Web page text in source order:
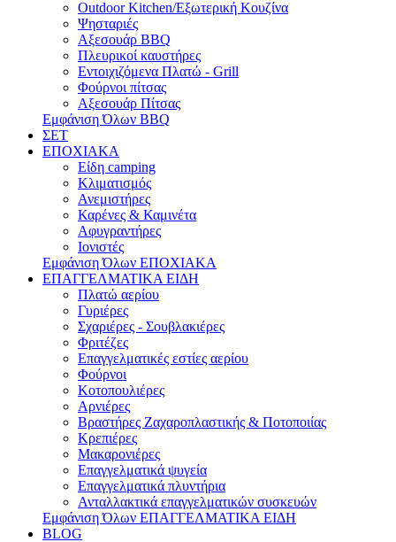
Outdoor Kitchen/Εξωτερική Κουζίνα
Ψησταριές
Αξεσουάρ BBQ
Πλευρικοί καυστήρες
Εντοιχιζόμενα Πλατώ - Grill
Φούρνοι πίτσας
Αξεσουάρ Πίτσας
Εμφάνιση Όλων BBQ
ΣΕΤ
ΕΠΟΧΙΑΚΑ
Είδη camping
Κλιματισμός
Ανεμιστήρες
Καρένες & Καμινέτα
Αφυγραντήρες
Ιονιστές
Εμφάνιση Όλων ΕΠΟΧΙΑΚΑ
ΕΠΑΓΓΕΛΜΑΤΙΚΑ ΕΙΔΗ
Πλατώ αερίου
Γυριέρες
Σχαριέρες - Σουβλακιέρες
Φριτέζες
Επαγγελματικές εστίες αερίου
Φούρνοι
Κοτοπουλιέρες
Αρνιέρες
Βραστήρες Ζαχαροπλαστικής & Ποτοποιίας
Κρεπιέρες
Μακαρονιέρες
Επαγγελματικά ψυγεία
Επαγγελματικά πλυντήρια
Ανταλλακτικά επαγγελματικών συσκευών
Εμφάνιση Όλων ΕΠΑΓΓΕΛΜΑΤΙΚΑ ΕΙΔΗ
BLOG